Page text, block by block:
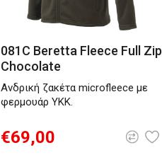
081C Beretta Fleece Full Zip
Chocolate
Ανδρική ζακέτα microfleece με
φερμουάρ YKK.
€69,00